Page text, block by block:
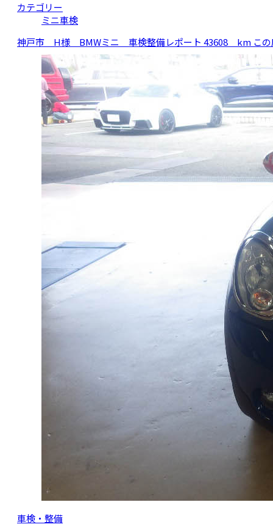
カテゴリー
ミニ車検
神戸市 H様 BMWミニ 車検整備レポート 43608 km この度
車検・整備